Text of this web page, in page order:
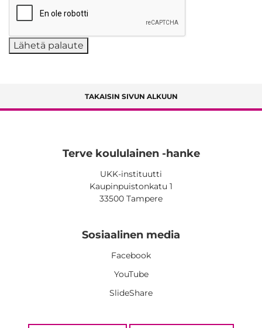
TAKAISIN SIVUN ALKUUN
Terve koululainen -hanke
UKK-instituutti
Kaupinpuistonkatu 1
33500 Tampere
Sosiaalinen media
Facebook
YouTube
SlideShare